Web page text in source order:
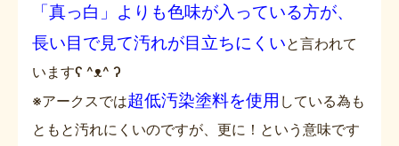
「真っ白」よりも色味が入っている方が、
長い目で見て汚れが目立ちにくいと言われて
いますʕ ^ᴥ^ ʔ
※アークスでは超低汚染塗料を使用 している為も
ともと汚れにくいのですが、更に！という意味です